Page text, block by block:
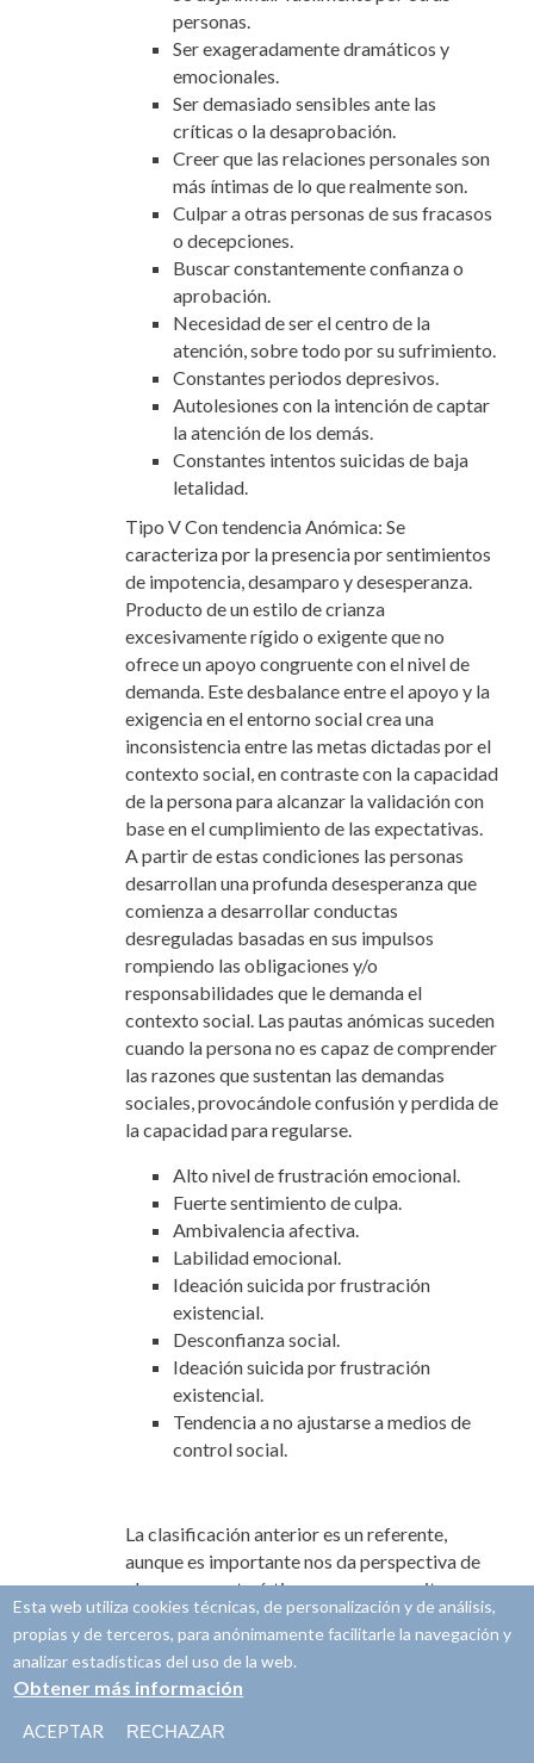
personas.
Ser exageradamente dramáticos y
emocionales.
Ser demasiado sensibles ante las
críticas o la desaprobación.
Creer que las relaciones personales son
más íntimas de lo que realmente son.
Culpar a otras personas de sus fracasos
o decepciones.
Buscar constantemente confianza o
aprobación.
Necesidad de ser el centro de la
atención, sobre todo por su sufrimiento.
Constantes periodos depresivos.
Autolesiones con la intención de captar
la atención de los demás.
Constantes intentos suicidas de baja
letalidad.
Tipo V Con tendencia Anómica: Se
caracteriza por la presencia por sentimientos
de impotencia, desamparo y desesperanza.
Producto de un estilo de crianza
excesivamente rígido o exigente que no
ofrece un apoyo congruente con el nivel de
demanda. Este desbalance entre el apoyo y la
exigencia en el entorno social crea una
inconsistencia entre las metas dictadas por el
contexto social, en contraste con la capacidad
de la persona para alcanzar la validación con
base en el cumplimiento de las expectativas.
A partir de estas condiciones las personas
desarrollan una profunda desesperanza que
comienza a desarrollar conductas
desreguladas basadas en sus impulsos
rompiendo las obligaciones y/o
responsabilidades que le demanda el
contexto social. Las pautas anómicas suceden
cuando la persona no es capaz de comprender
las razones que sustentan las demandas
sociales, provocándole confusión y perdida de
la capacidad para regularse.
Alto nivel de frustración emocional.
Fuerte sentimiento de culpa.
Ambivalencia afectiva.
Labilidad emocional.
Ideación suicida por frustración
existencial.
Desconfianza social.
Ideación suicida por frustración
existencial.
Tendencia a no ajustarse a medios de
control social.
La clasificación anterior es un referente,
aunque es importante nos da perspectiva de
algunas características que nos permite
comprender la complejidad que implica el
estudio del trastorno límite de personalidad.
Las personas con borderline presentan falta
de apoyo en su contexto en su infancia de tal
manera que no logran regularse ante
Esta web utiliza cookies técnicas, de personalización y de análisis,
propias y de terceros, para anónimamente facilitarle la navegación y
analizar estadísticas del uso de la web.
Obtener más información
ACEPTAR RECHAZAR